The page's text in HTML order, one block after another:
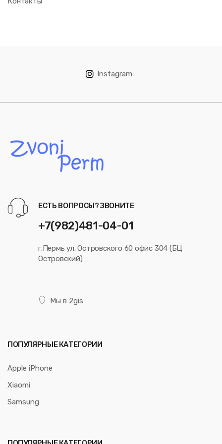
Instagram
ЕСТЬ ВОПРОСЫ? ЗВОНИТЕ
+7(982)481-04-01
г.Пермь ул. Островского 60 офис 304 (БЦ
Островский)
Мы в 2gis
ПОПУЛЯРНЫЕ КАТЕГОРИИ
Apple iPhone
Xiaomi
Samsung